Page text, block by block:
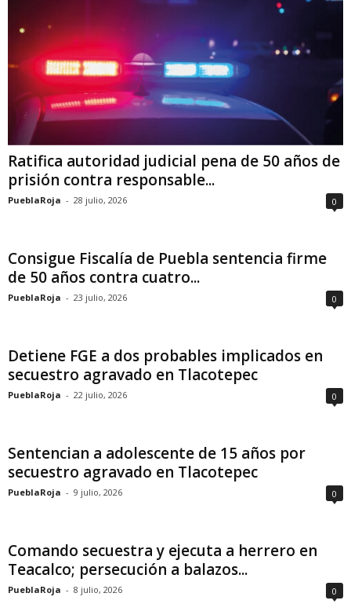
Ratifica autoridad judicial pena de 50 años de
prisión contra responsable...
PueblaRoja - 28 julio, 2026 0
Consigue Fiscalía de Puebla sentencia firme
de 50 años contra cuatro...
PueblaRoja - 23 julio, 2026 0
Detiene FGE a dos probables implicados en
secuestro agravado en Tlacotepec
PueblaRoja - 22 julio, 2026 0
Sentencian a adolescente de 15 años por
secuestro agravado en Tlacotepec
PueblaRoja - 9 julio, 2026 0
Comando secuestra y ejecuta a herrero en
Teacalco; persecución a balazos...
PueblaRoja - 8 julio, 2026 0